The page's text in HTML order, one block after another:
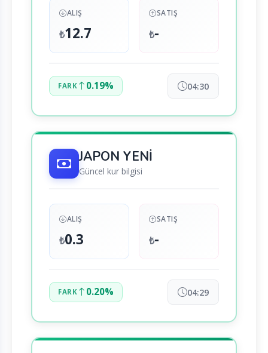
ALIŞ
₺12.7
SATIŞ
₺-
FARK 0.19% 04:30
JAPON YENİ
Güncel kur bilgisi
ALIŞ
₺0.3
SATIŞ
₺-
FARK 0.20% 04:29